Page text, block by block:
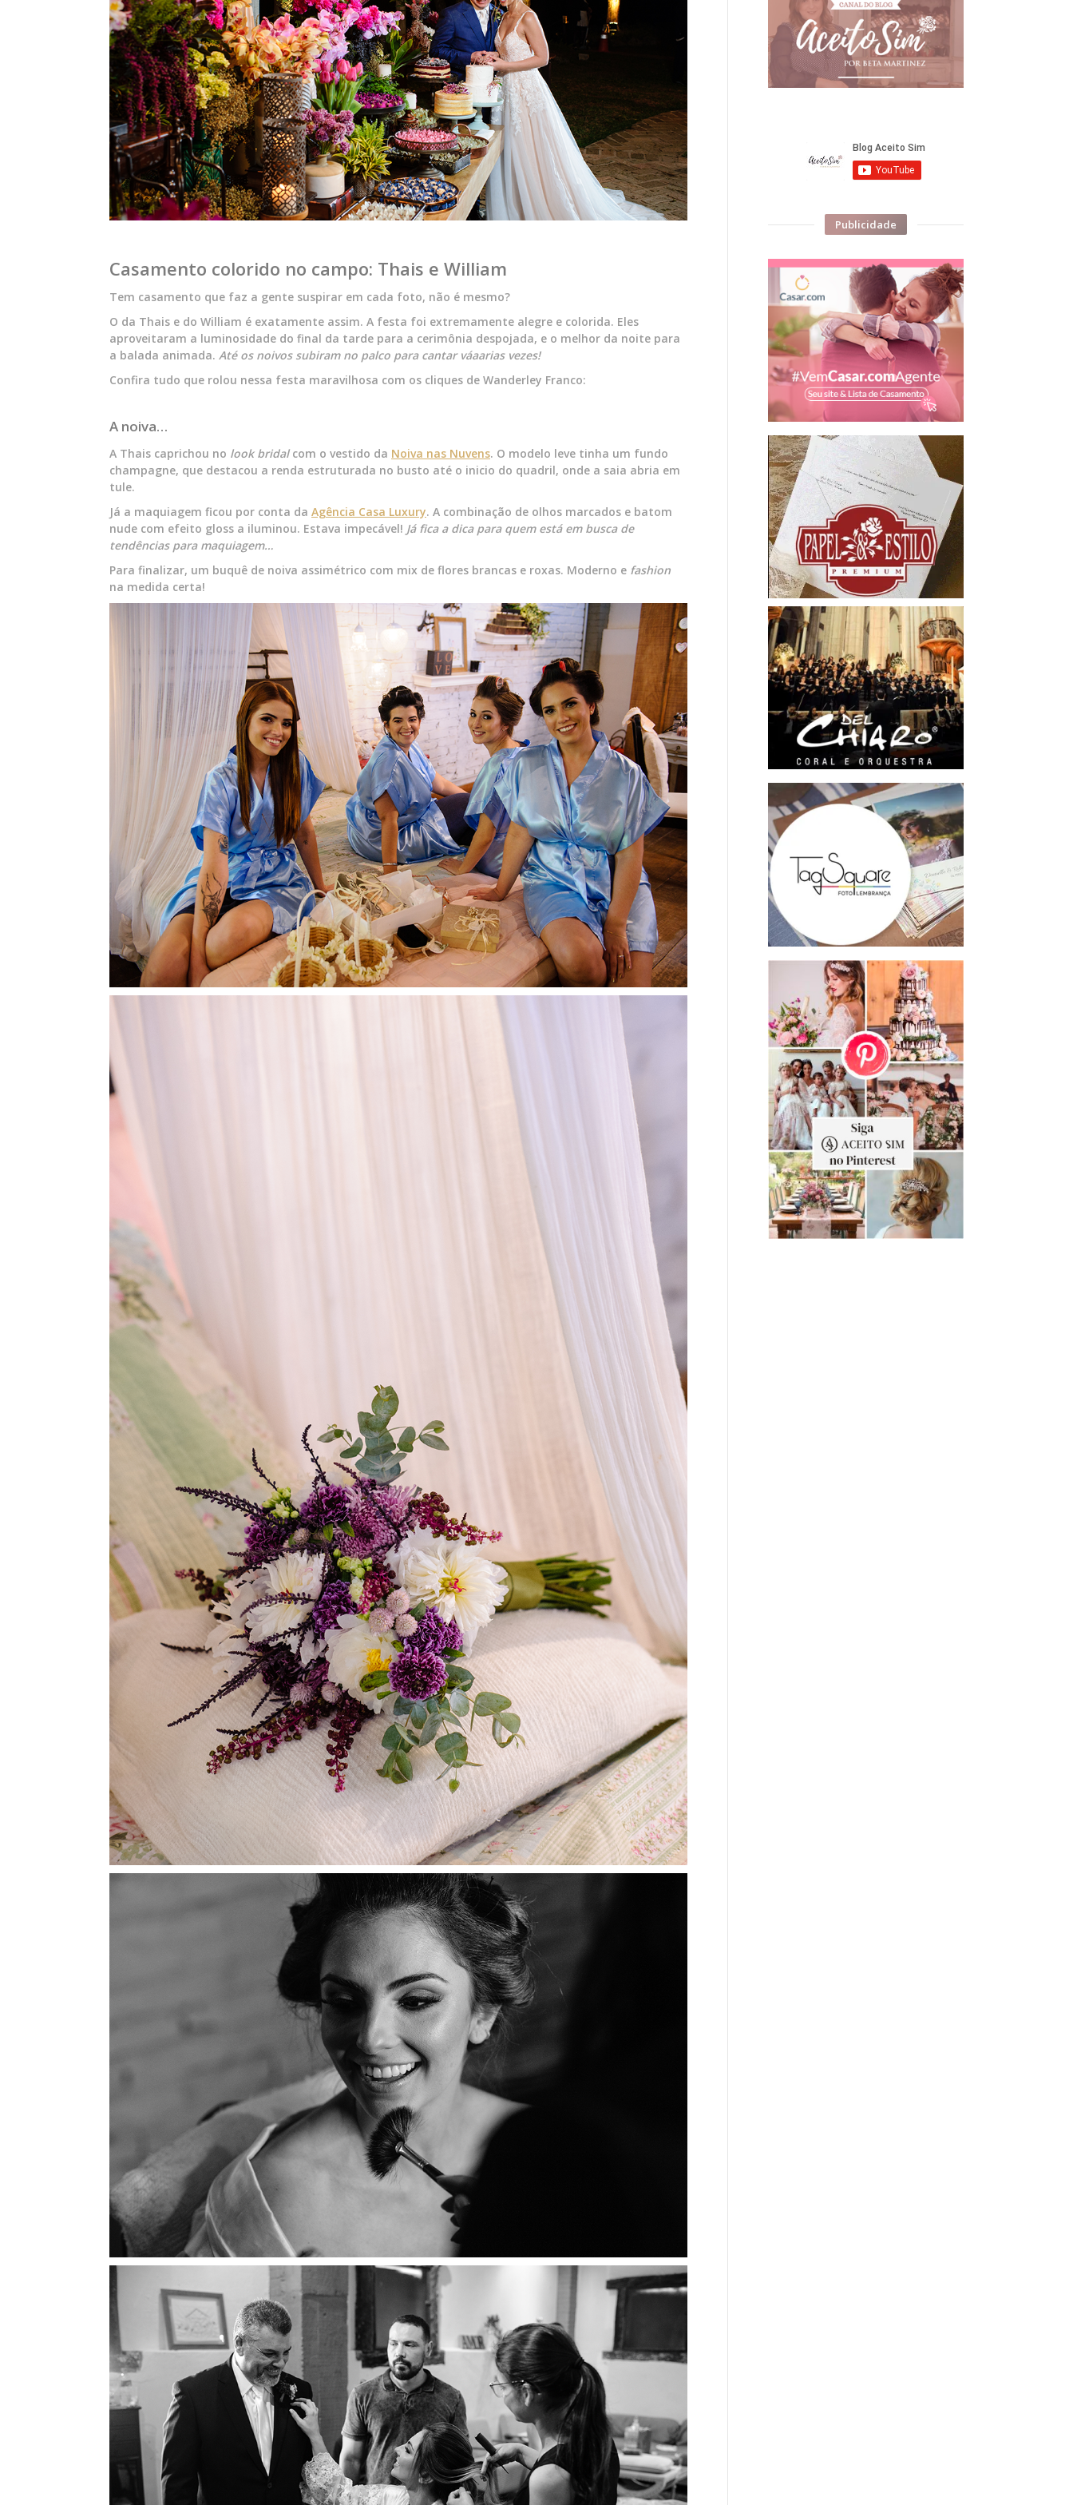
Casamento colorido no campo: Thais e William
Tem casamento que faz a gente suspirar em cada foto, não é mesmo?
O da Thais e do William é exatamente assim. A festa foi extremamente alegre e colorida. Eles
aproveitaram a luminosidade do final da tarde para a cerimônia despojada, e o melhor da noite para
a balada animada. Até os noivos subiram no palco para cantar váaarias vezes!
Confira tudo que rolou nessa festa maravilhosa com os cliques de Wanderley Franco:
A noiva…
A Thais caprichou no look bridalcom o vestido da Noiva nas Nuvens. O modelo leve tinha um fundo
champagne, que destacou a renda estruturada no busto até o inicio do quadril, onde a saia abria em
tule.
Já a maquiagem ficou por conta da Agência Casa Luxury. A combinação de olhos marcados e batom
nude com efeito gloss a iluminou. Estava impecável! Já fica a dica para quem está em busca de
tendências para maquiagem…
Para finalizar, um buquê de noiva assimétrico com mix de flores brancas e roxas. Moderno e fashion
na medida certa!
Publicidade